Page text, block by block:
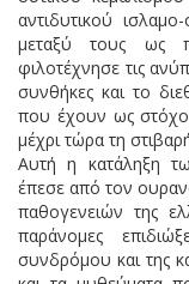
αντιδυτικού
μεταξύ τους ως
φιλοτέχνησε τις
συνθήκες και το
που έχουν ως στόχο
μέχρι τώρα τη
Αυτή η κατάληξη
έπεσε από τον
παθογενειών της
παράνομες
συνδρόμου και της